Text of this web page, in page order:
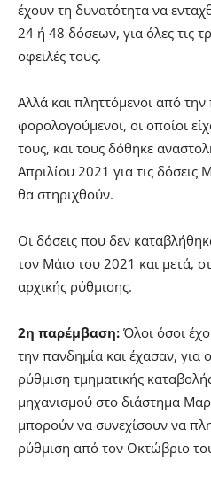
έχουν τη δυνατότητα να
24 ή 48 δόσεων, για όλες τις
οφειλές τους.
Αλλά και πληττόμενοι από
φορολογούμενοι, οι οποίοι
τους, και τους δόθηκε
Απριλίου 2021 για τις δόσεις
θα στηριχθούν.
Οι δόσεις που δεν
τον Μάιο του 2021 και μετά,
αρχικής ρύθμισης.
2η παρέμβαση: Όλοι όσοι
την πανδημία και έχασαν, για
ρύθμιση τμηματικής
μηχανισμού στο διάστημα
μπορούν να συνεχίσουν να
ρύθμιση από τον Οκτώβριο